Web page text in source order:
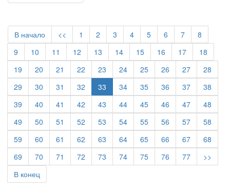
В начало << 1 2 3 4 5 6 7
8
9
10 11 12 13 14 15 16 17
18
19
20 21 22 23 24 25 26 27
28
29
30 31 32 33 34 35 36 37
38
39
40 41 42 43 44 45 46 47
48
49
50 51 52 53 54 55 56 57
58
59
60 61 62 63 64 65 66 67
68
69
70 71 72 73 74 75 76 77
>>
В конец